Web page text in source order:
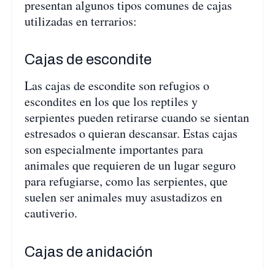
presentan algunos tipos comunes de cajas
utilizadas en terrarios:
Cajas de escondite
Las cajas de escondite son refugios o
escondites en los que los reptiles y
serpientes pueden retirarse cuando se sientan
estresados o quieran descansar. Estas cajas
son especialmente importantes para
animales que requieren de un lugar seguro
para refugiarse, como las serpientes, que
suelen ser animales muy asustadizos en
cautiverio.
Cajas de anidación